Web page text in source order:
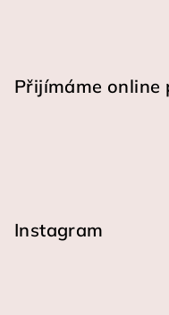
Přijímáme online
Instagram